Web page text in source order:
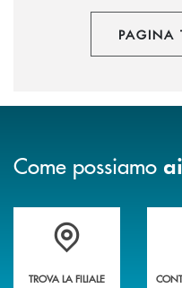
PAGINA
Come possiamo
Trova la filiale più vicina a Te
TROVA LA FILIALE